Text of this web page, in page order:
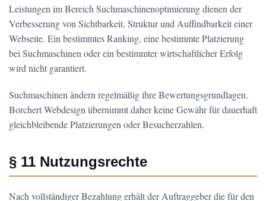
Leistungen im Bereich Suchmaschinenoptimierung dienen der
Verbesserung von Sichtbarkeit, Struktur und Auffindbarkeit einer
Webseite. Ein bestimmtes Ranking, eine bestimmte Platzierung
bei Suchmaschinen oder ein bestimmter wirtschaftlicher Erfolg
wird nicht garantiert.
Suchmaschinen ändern regelmäßig ihre Bewertungsgrundlagen.
Borchert Webdesign übernimmt daher keine Gewähr für dauerhaft
gleichbleibende Platzierungen oder Besucherzahlen.
§ 11 Nutzungsrechte
Nach vollständiger Bezahlung erhält der Auftraggeber die für den